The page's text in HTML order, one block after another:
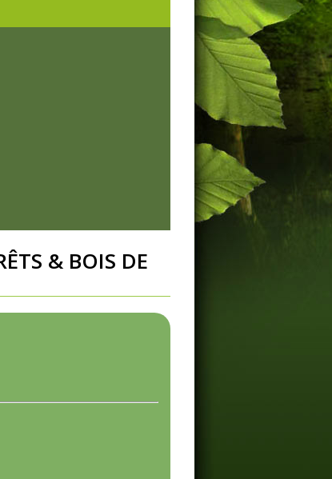
& BOIS DE